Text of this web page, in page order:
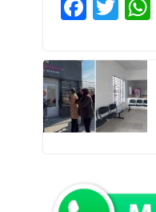
c
e
b
o
k
itt
er